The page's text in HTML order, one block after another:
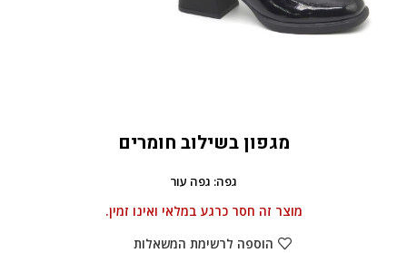
מגפון בשילוב חומרים
גפה: גפה עור
מוצר זה חסר כרגע במלאי ואינו זמין.
הוספה לרשימת המשאלות